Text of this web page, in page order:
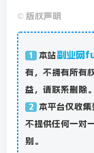
© 版权声明
1 本站副业网
有，不拥有所有
益，请联系删除。
2
本平台仅收集
不提供任何一对
别。